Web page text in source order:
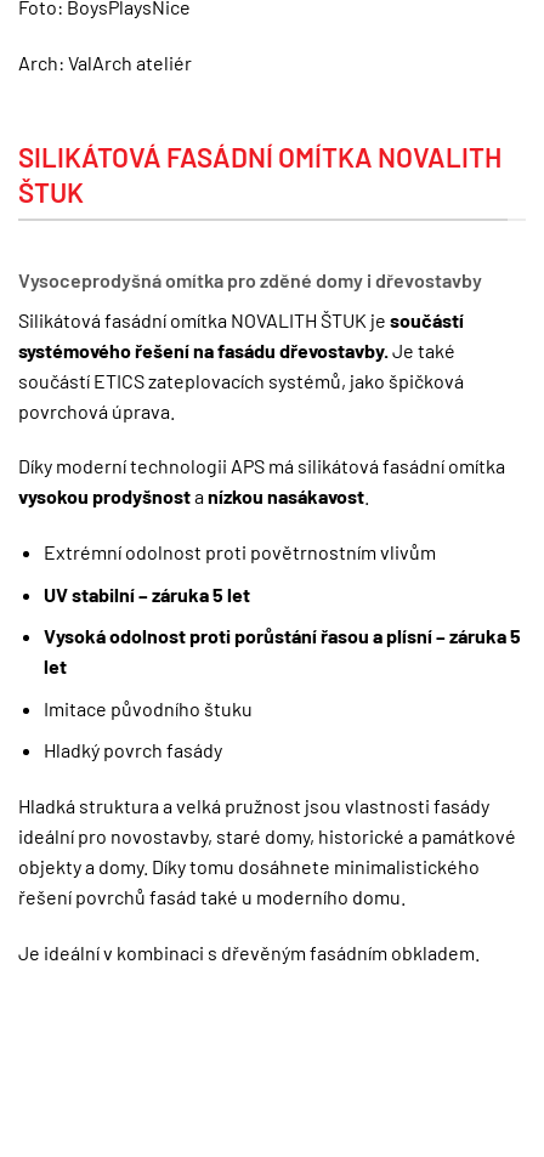
Foto: BoysPlaysNice
Arch: ValArch ateliér
SILIKÁTOVÁ FASÁDNÍ OMÍTKA NOVALITH
ŠTUK
Vysoceprodyšná omítka pro zděné domy i dřevostavby
Silikátová fasádní omítka NOVALITH ŠTUK je součástí
systémového řešení na fasádu dřevostavby. Je také
součástí ETICS zateplovacích systémů, jako špičková
povrchová úprava.
Díky moderní technologii APS má silikátová fasádní omítka
vysokou prodyšnostanízkou nasákavost
Extrémní odolnost proti povětrnostním vlivům
UV stabilní – záruka 5 let
Vysoká odolnost proti porůstání řasou a plísní – záruka 5
let
Imitace původního štuku
Hladký povrch fasády
Hladká struktura a velká pružnost jsou vlastnosti fasády
ideální pro novostavby, staré domy, historické a památkové
objekty a domy. Díky tomu dosáhnete minimalistického
řešení povrchů fasád také u moderního domu.
Je ideální v kombinaci s dřevěným fasádním obkladem.